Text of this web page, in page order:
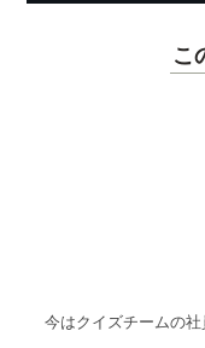
こ
今はクイズチームの社